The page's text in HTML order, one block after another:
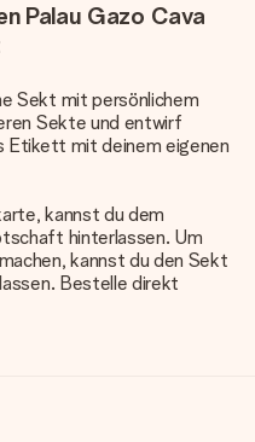
Palau Gazo Cava
Sekt mit persönlichem
Sekte und entwirf
Etikett mit deinem eigenen
kannst du dem
hinterlassen. Um
kannst du den Sekt
Bestelle direkt